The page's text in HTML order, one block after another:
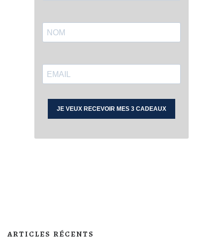
ARTICLES RÉCENTS